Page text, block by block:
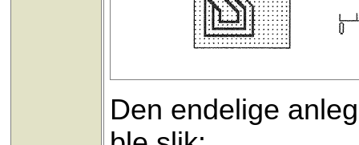
Den endelige